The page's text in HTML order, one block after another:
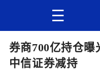
券商700亿持仓曝
中信证券减持